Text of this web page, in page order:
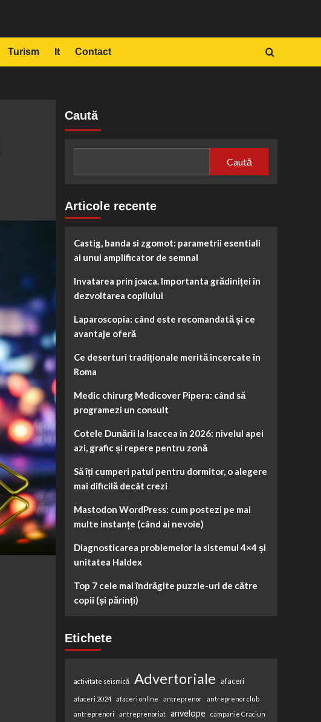
Turism It Contact
Caută
Caută
Articole recente
Castig, banda si zgomot: parametrii esentiali
ai unui amplificator de semnal
Invatarea prin joaca. Importanta grădiniței în
dezvoltarea copilului
Laparoscopia: când este recomandată și ce
avantaje oferă
Ce deserturi tradiționale merită încercate în
Roma
Medic chirurg Medicover Pipera: când să
programezi un consult
Cotele Dunării la Isaccea în 2026: nivelul apei
azi, grafic și repere pentru zonă
Să îți cumperi patul pentru dormitor, o alegere
mai dificilă decât crezi
Mastodon WordPress: cum postezi pe mai
multe instanțe (când ai nevoie)
Diagnosticarea problemelor la sistemul 4×4 și
unitatea Haldex
Top 7 cele mai îndrăgite puzzle-uri de către
copii (și părinți)
Etichete
activitate seismică Advertoriale afaceri
afaceri 2024 afaceri online antreprenor
antreprenor club
antreprenori
antreprenoriat anvelope campanie Craciun